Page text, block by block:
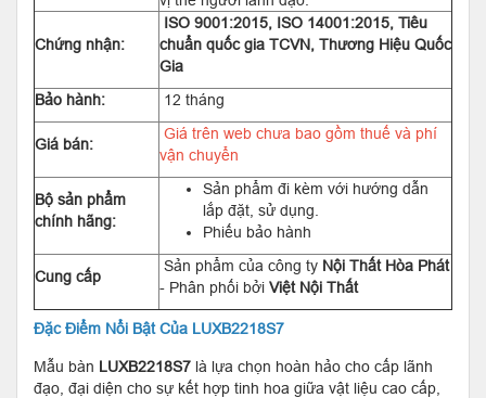
Chứng nhận:
ISO 9001:2015, ISO 14001:2015, Tiêu
chuẩn quốc gia TCVN, Thương Hiệu Quốc
Gia
Bảo hành:
12 tháng
Giá bán:
Giá trên web chưa bao gồm thuế và phí
vận chuyển
Bộ sản phẩm
chính hãng:
Sản phẩm đi kèm với hướng dẫn
lắp đặt, sử dụng.
Phiếu bảo hành
Cung cấp
Sản phẩm của công ty Nội Thất Hòa Phát
- Phân phối bởi Việt Nội Thất
Đặc Điểm Nổi Bật Của LUXB2218S7
Mẫu bàn LUXB2218S7 là lựa chọn hoàn hảo cho cấp lãnh
đạo, đại diện cho sự kết hợp tinh hoa giữa vật liệu cao cấp,